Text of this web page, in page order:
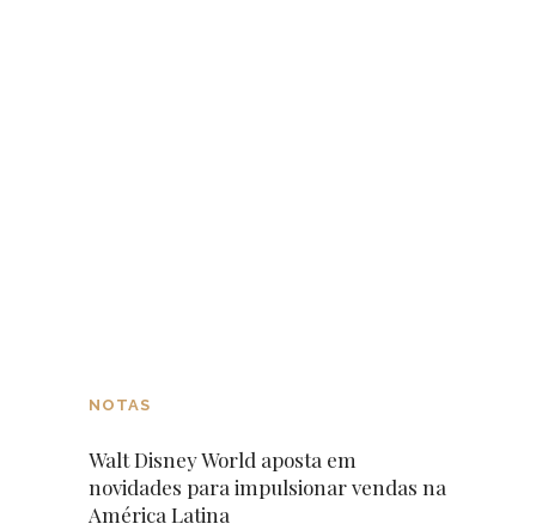
NOTAS
Walt Disney World aposta em
novidades para impulsionar vendas na
América Latina